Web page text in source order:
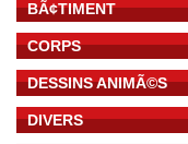
BÃ¢TIMENT
CORPS
DESSINS ANIMÃ©S
DIVERS